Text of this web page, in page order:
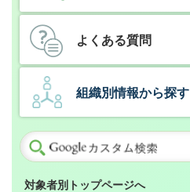
よくある質問
組織別情報から探す
対象者別トップページへ